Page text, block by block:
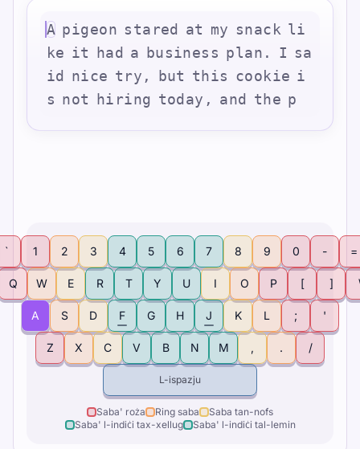
A pigeon sta red at my snac k li
ke it had a busines s plan . I sa
id nice t ry , but t his cookie i
s not hi ring tod ay , and t he p
` 1 2 3 4 5 6 7 8 9 0 - =
Q W E R T Y U I O P [ ]
A S D F G H J K L ; '
Z X C V B N M , . /
L-ispazju
Saba' roża Ring saba
Saba tan-nofs
Saba' l-indiċi tax-xellug
Saba' l-indiċi tal-lemin